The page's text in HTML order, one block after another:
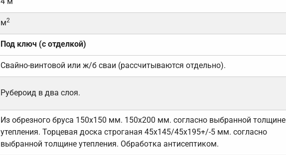
м2
Под ключ (с отделкой)
Свайно-винтовой или ж/б сваи (рассчитываются отдельно).
Рубероид в два слоя.
Из обрезного бруса 150х150 мм. 150х200 мм. согласно выбранной толщине
утепления. Торцевая доска строганая 45х145/45х195+/-5 мм. согласно
выбранной толщине утепления. Обработка антисептиком.